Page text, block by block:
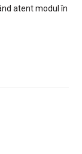
atent modul în